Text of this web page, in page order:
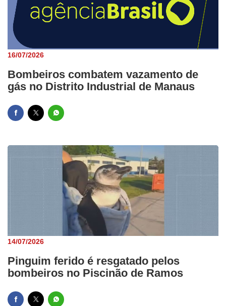
16/07/2026
Bombeiros combatem vazamento de
gás no Distrito Industrial de Manaus
14/07/2026
Pinguim ferido é resgatado pelos
bombeiros no Piscinão de Ramos